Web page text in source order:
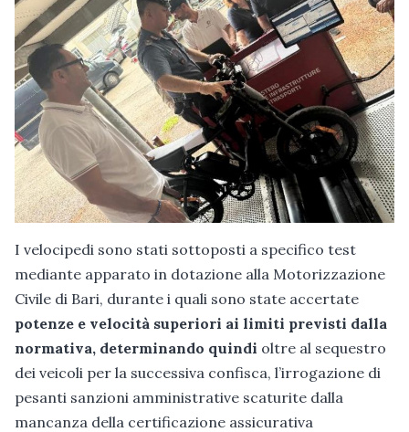
I velocipedi sono stati sottoposti a specifico test
mediante apparato in dotazione alla Motorizzazione
Civile di Bari, durante i quali sono state accertate
potenze e velocità superiori ai limiti previsti dalla
normativa, determinando quindi oltre al sequestro
dei veicoli per la successiva confisca, l’irrogazione di
pesanti sanzioni amministrative scaturite dalla
mancanza della certificazione assicurativa